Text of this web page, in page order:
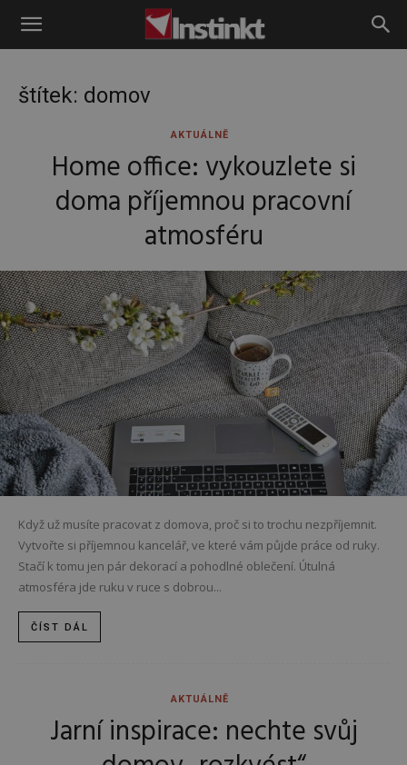
Instinkt
štítek: domov
AKTUÁLNĚ
Home office: vykouzlete si
doma příjemnou pracovní
atmosféru
Když už musíte pracovat z domova, proč si to trochu nezpříjemnit.
Vytvořte si příjemnou kancelář, ve které vám půjde práce od ruky.
Stačí k tomu jen pár dekorací a pohodlné oblečení. Útulná
atmosféra jde ruku v ruce s dobrou...
ČÍST DÁL
AKTUÁLNĚ
Jarní inspirace: nechte svůj